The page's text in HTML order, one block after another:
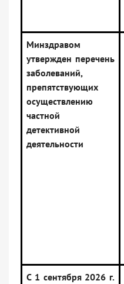
Минздравом
утвержден перечень
заболеваний,
препятствующих
осуществлению
частной
детективной
деятельности
С 1 сентября 2026 г.